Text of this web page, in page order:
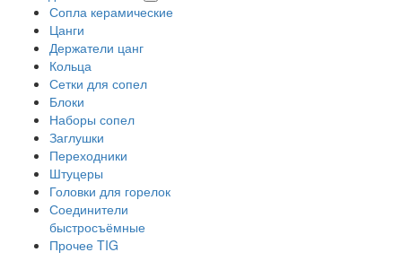
Сопла керамические
Цанги
Держатели цанг
Кольца
Сетки для сопел
Блоки
Наборы сопел
Заглушки
Переходники
Штуцеры
Головки для горелок
Соединители
быстросъёмные
Прочее TIG